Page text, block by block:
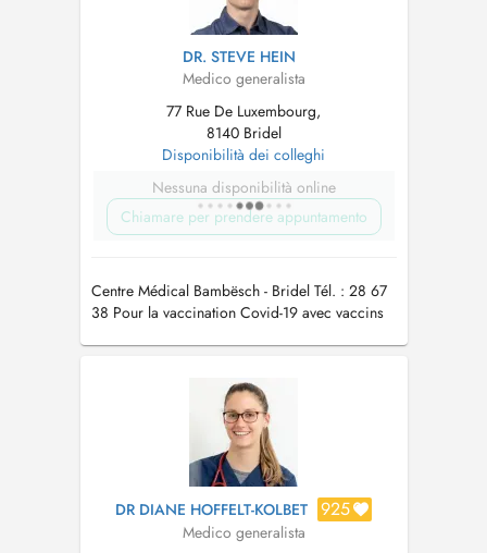
DR. STEVE HEIN
Medico generalista
77 Rue De Luxembourg,
8140 Bridel
Disponibilità dei colleghi
Nessuna disponibilità online
Chiamare per prendere appuntamento
Centre Médical Bambësch - Bridel Tél. : 28 67
38 Pour la vaccination Covid-19 avec vaccins
DR DIANE HOFFELT-KOLBET 925
Medico generalista